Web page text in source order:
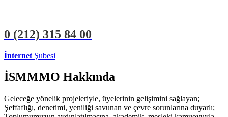
0 (212) 315 84 00
İnternet Şubesi
İSMMMO Hakkında
Geleceğe yönelik projeleriyle, üyelerinin gelişimini sağlayan;
Şeffaflığı, denetimi, yeniliği savunan ve çevre sorunlarına duyarlı;